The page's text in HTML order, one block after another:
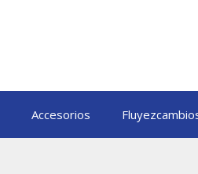
Accesorios